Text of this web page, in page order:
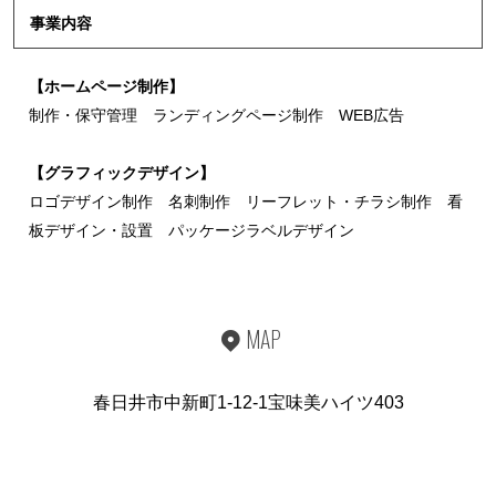
事業内容
【ホームページ制作】
制作・保守管理 ランディングページ制作 WEB広告
【グラフィックデザイン】
ロゴデザイン制作 名刺制作 リーフレット・チラシ制作 看
板デザイン・設置 パッケージラベルデザイン
MAP
春日井市中新町1-12-1宝味美ハイツ403